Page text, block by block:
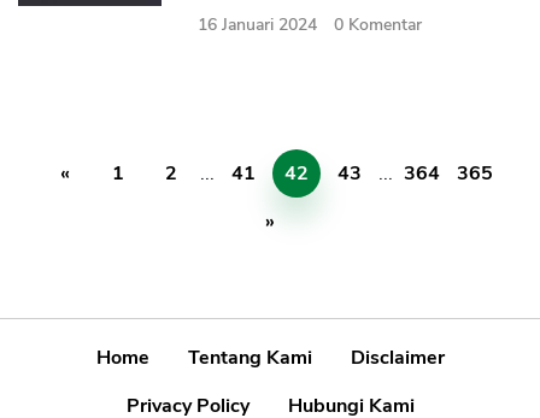
16 Januari 2024 0 Komentar
« 1 2 ... 41 42 43 ... 364
365
»
Home Tentang Kami
Disclaimer
Privacy Policy
Hubungi Kami